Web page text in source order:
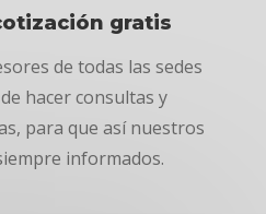
gratis
de todas las sedes
hacer consultas y
para que así nuestros
informados.